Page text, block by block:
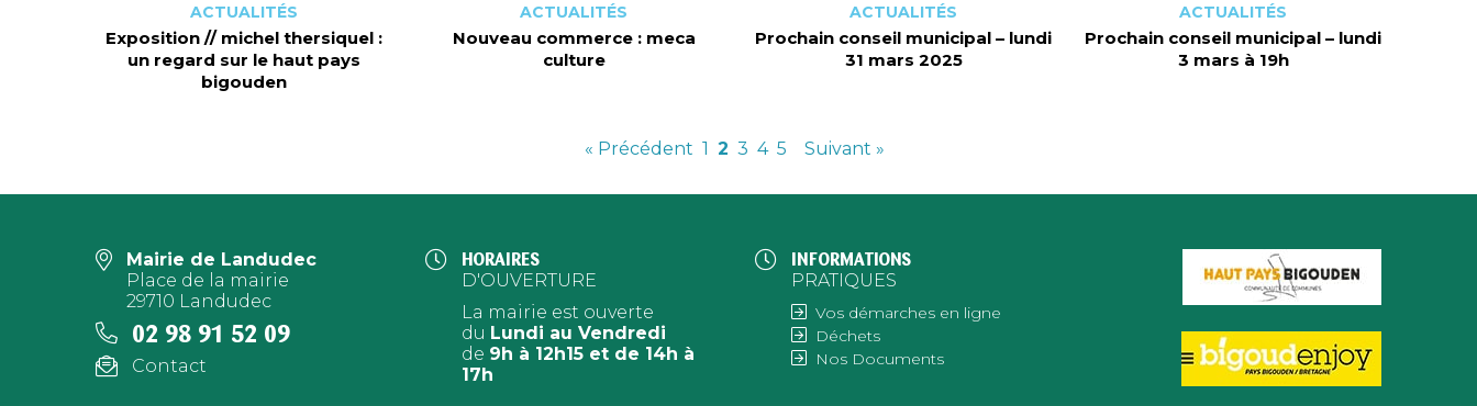
ACTUALITÉS
Exposition // michel thersiquel :
un regard sur le haut pays
bigouden
ACTUALITÉS
Nouveau commerce : meca
culture
ACTUALITÉS
Prochain conseil municipal – lundi
31 mars 2025
ACTUALITÉS
Prochain conseil municipal – lundi
3 mars à 19h
« Précédent 1 2 3 4 5 Suivant »
Mairie de Landudec
Place de la mairie
29710 Landudec
02 98 91 52 09
Contact
HORAIRES
D'OUVERTURE
La mairie est ouverte
du Lundi au Vendredi
de 9h à 12h15 et de 14h à
17h
INFORMATIONS
PRATIQUES
Vos démarches en ligne
Déchets
Nos Documents